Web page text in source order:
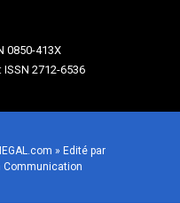
0850-413X
ISSN 2712-6536
» Edité par
Communication